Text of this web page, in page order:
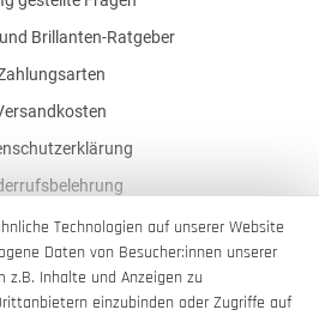
Brillanten-Ratgeber
AGB
Impressum
Technologien auf unserer Website
Daten von Besucher:innen unserer
z.B. Inhalte und Anzeigen zu
einzubinden oder Zugriffe auf